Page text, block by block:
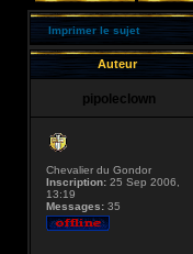
Imprimer le sujet
Auteur
pipoleclown
Chevalier du Gondor
Inscription: 25 Sep 2006,
13:19
Messages: 35